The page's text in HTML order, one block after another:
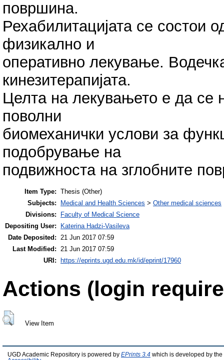
површина.
Рехабилитацијата се состои
физикално и
оперативно лекување.
кинезитерапијата.
Целта на лекувањето е да се
поволни
биомеханички услови за
подобрување на
подвижноста на зглобните
Item Type: Thesis (Other)
Subjects:
Medical and Health Sciences > Other medical sciences
Divisions:
Faculty of Medical Science
Depositing User:
Katerina Hadzi-Vasileva
Date Deposited: 21 Jun 2017 07:59
Last Modified: 21 Jun 2017 07:59
URI:
https://eprints.ugd.edu.mk/id/eprint/17960
Actions (login
View Item
UGD Academic Repository is powered by EPrints 3.4 which is developed by the